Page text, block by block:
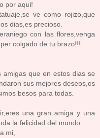
por aqui!
ve como rojizo,que
dias,es precioso.
con las flores,venga
colgado de tu brazo!!!
que en estos dias se
sus mejores deseos,os
besos para todas.
una gran amiga y una
la felicidad del mundo.
mi,